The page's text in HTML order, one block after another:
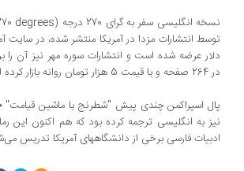
دلار عرضه شده است و انتشارات سوره مهر نیز آن را
در 264 صفحه و با قیمت 5 هزار تومان روانه بازار کرده است.
پال اسپراکمن چندی پیش "شطرنج با ماشین قیامت"
نیز به انگلیسی ترجمه کرده بود که هم اکنون این
ادبیات فارسی برخی از دانشگاههای آمریکا تدریس